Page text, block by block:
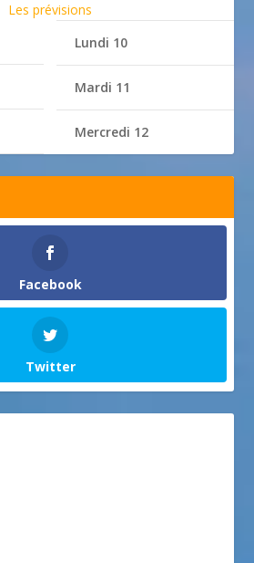
Les prévisions
Lundi 10
Mardi 11
Mercredi 12
Facebook
Twitter